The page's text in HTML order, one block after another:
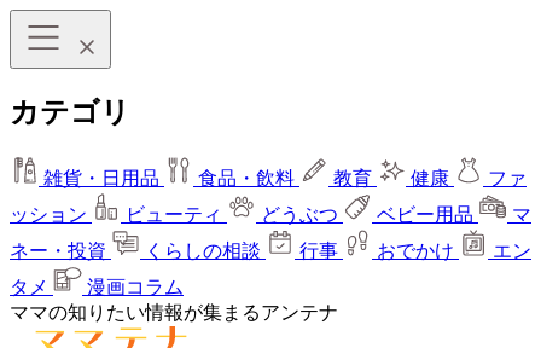
カテゴリ
雑貨・日用品 食品・飲料 教育 健康
ファ
ッション
ビューティ どうぶつ ベビー用品
マ
ネー・投資
くらしの相談 行事 おでかけ
エン
タメ
漫画コラム
ママの知りたい情報が集まるアンテナ